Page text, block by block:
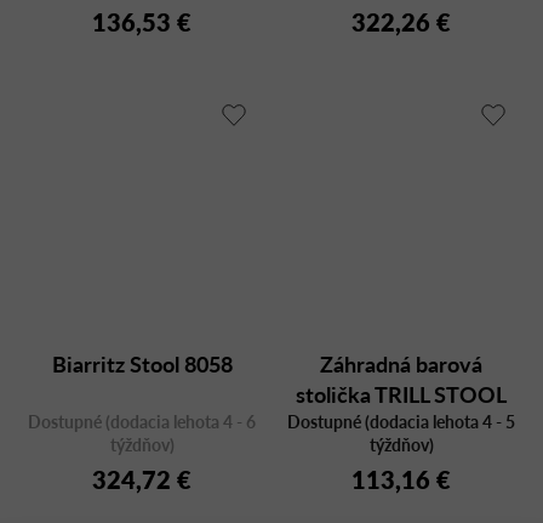
136,53 € 322,26 €
Biarritz Stool 8058
Dostupné (dodacia lehota 4 - 6
týždňov)
324,72 €
Záhradná barová
stolička TRILL STOOL
MINI 40353
Dostupné (dodacia lehota 4 - 5
týždňov)
113,16 €